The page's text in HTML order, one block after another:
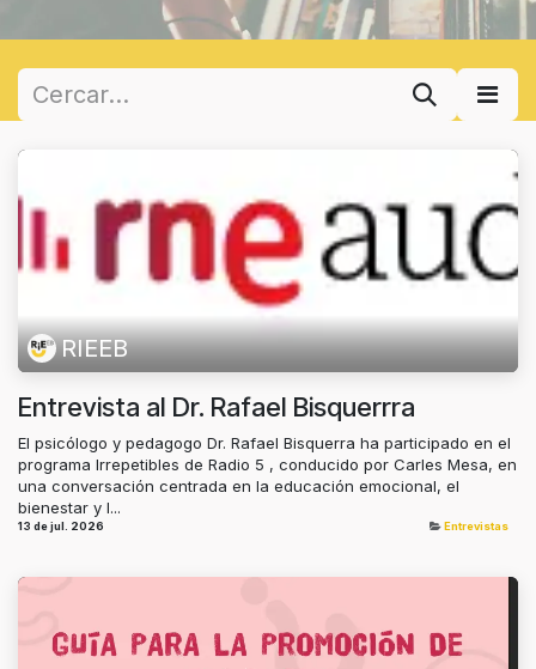
RIEEB
Entrevista al Dr. Rafael Bisquerrra
El psicólogo y pedagogo Dr. Rafael Bisquerra ha participado en el
programa Irrepetibles de Radio 5 , conducido por Carles Mesa, en
una conversación centrada en la educación emocional, el
bienestar y l...
13 de jul. 2026 Entrevistas